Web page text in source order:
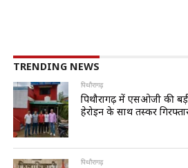
TRENDING NEWS
पिथौरागढ़
पिथौरागढ़ में एसओजी की बड़ी
हेरोइन के साथ तस्कर
पिथौरागढ़